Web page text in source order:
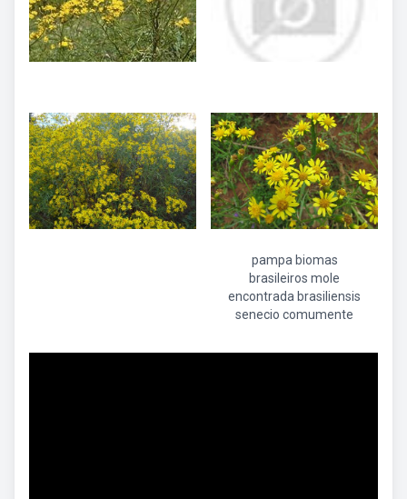
pampa biomas
brasileiros mole
encontrada brasiliensis
senecio comumente